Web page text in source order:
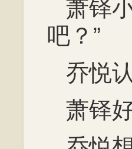
萧铎
吧？”
乔悦
萧铎